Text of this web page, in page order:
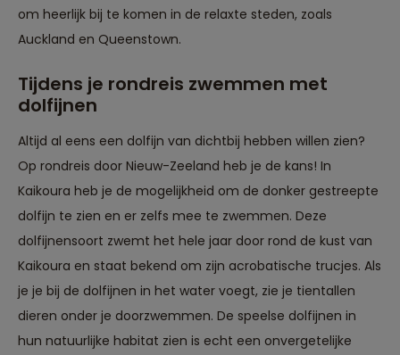
om heerlijk bij te komen in de relaxte steden, zoals
Auckland en Queenstown.
Tijdens je rondreis zwemmen met
dolfijnen
Altijd al eens een dolfijn van dichtbij hebben willen zien?
Op rondreis door Nieuw-Zeeland heb je de kans! In
Kaikoura heb je de mogelijkheid om de donker gestreepte
dolfijn te zien en er zelfs mee te zwemmen. Deze
dolfijnensoort zwemt het hele jaar door rond de kust van
Kaikoura en staat bekend om zijn acrobatische trucjes. Als
je je bij de dolfijnen in het water voegt, zie je tientallen
dieren onder je doorzwemmen. De speelse dolfijnen in
hun natuurlijke habitat zien is echt een onvergetelijke